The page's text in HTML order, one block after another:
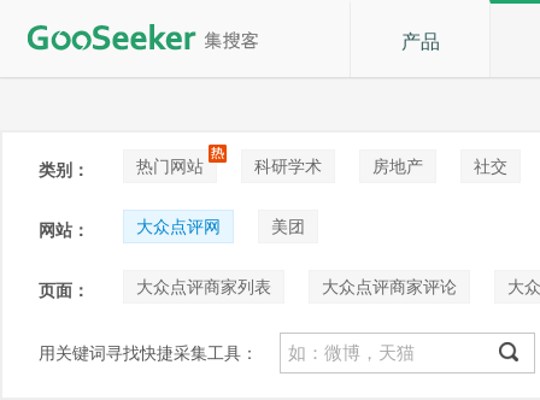
产品
类别： 热门网站 科研学术 房地产
社交
论坛贴吧
招聘
网站： 大众点评网 美团
页面： 大众点评商家列表 大众点评商家评论 大
用关键词寻找快捷采集工具：